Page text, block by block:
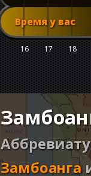
16 17 18
Время у вас
Замбоанга